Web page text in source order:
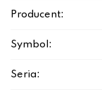
Producent:
Symbol:
Seria: